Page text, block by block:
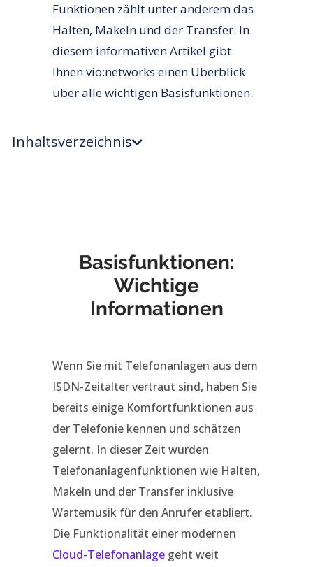
Funktionen zählt unter anderem das
Halten, Makeln und der Transfer. In
diesem informativen Artikel gibt
Ihnen vio:networks einen Überblick
über alle wichtigen Basisfunktionen.
Inhaltsverzeichnis
Basisfunktionen:
Wichtige
Informationen
Wenn Sie mit Telefonanlagen aus dem
ISDN-Zeitalter vertraut sind, haben Sie
bereits einige Komfortfunktionen aus
der Telefonie kennen und schätzen
gelernt. In dieser Zeit wurden
Telefonanlagenfunktionen wie Halten,
Makeln und der Transfer inklusive
Wartemusik für den Anrufer etabliert.
Die Funktionalität einer modernen
Cloud-Telefonanlage geht weit